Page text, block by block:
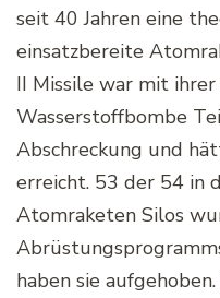
seit 40 Jahren eine
einsatzbereite
II Missile war mit
Wasserstoffbombe
Abschreckung und
erreicht. 53 der 54 in
Atomraketen Silos
haben sie